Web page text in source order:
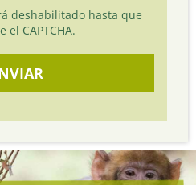
deshabilitado hasta que
el CAPTCHA.